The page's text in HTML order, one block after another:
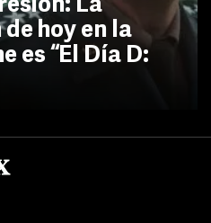
La
hoy en la
es “El Día D: